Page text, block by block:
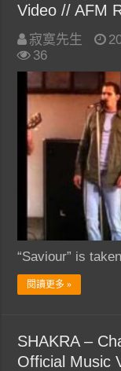
Video // AFM
寂寞先生
36
“Saviour” is
閱讀更多 »
SHAKRA –
Official Music